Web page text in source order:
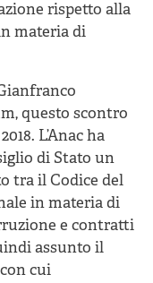
rispetto alla
materia di
questo scontro
L’Anac ha
di Stato un
tra il Codice del
in materia di
e contratti
assunto il
cui